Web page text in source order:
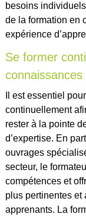
besoins
de la formation en
expérience
Se former
connaissances
Il est essentiel
continuellement
rester à la pointe
d’expertise. En
ouvrages
secteur, le
compétences et
plus pertinentes et
apprenants. La